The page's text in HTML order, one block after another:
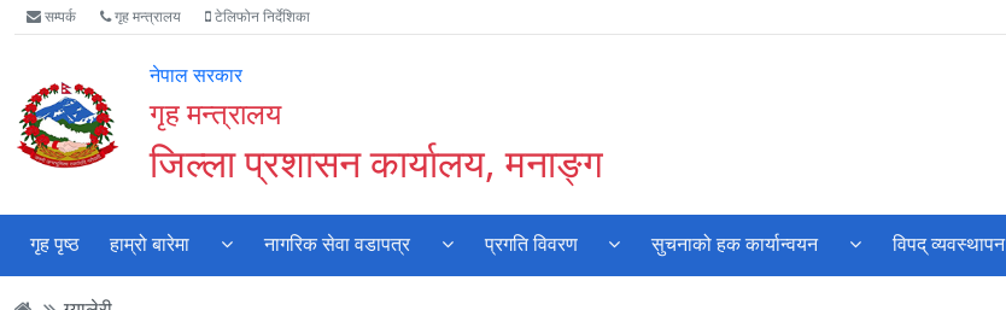
Accessibility
Mode
गर्नुहोस्
मुख्य
सामाग्री
मुख्य
नेभिगेसन
वेबसाइट
खोजमा
सम्पर्क गृह मन्त्रालय टेलिफोन निर्देशिका
नेपाल सरकार
गृह मन्त्रालय
जिल्ला प्रशासन कार्यालय, मनाङ्ग
गृह पृष्ठ हाम्रो बारेमा नागरिक सेवा वडापत्र प्रगति विवरण सुचनाको हक कार्यान्वयन विपद् व्यवस्थापन